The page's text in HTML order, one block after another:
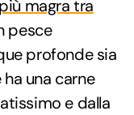
magra tra
pesce
profonde sia
ha una carne
e dalla